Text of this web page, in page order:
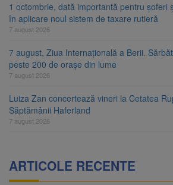
1 octombrie, dată importantă pentru șoferi
în aplicare noul sistem de taxare rutieră
7 august 2026
7 august, Ziua Internațională a Berii.
peste 200 de orașe din lume
7 august 2026
Luiza Zan concertează vineri la Cetatea
Săptămânii Haferland
7 august 2026
ARTICOLE RECENTE